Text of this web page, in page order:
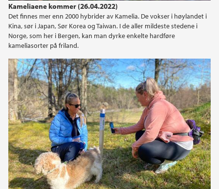
Kameliaene kommer (26.04.2022)
Det finnes mer enn 2000 hybrider av Kamelia. De vokser i høylandet i
Kina, sør i Japan, Sør Korea og Taiwan. I de aller mildeste stedene i
Norge, som her i Bergen, kan man dyrke enkelte hardføre
kameliasorter på friland.